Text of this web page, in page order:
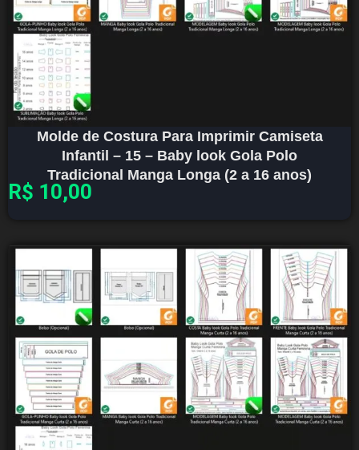
Molde de Costura Para Imprimir Camiseta
Infantil – 15 – Baby look Gola Polo
Tradicional Manga Longa (2 a 16 anos)
R$ 10,00